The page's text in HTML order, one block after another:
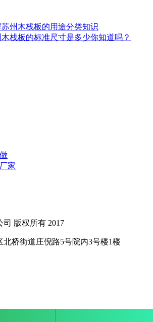
苏州木栈板的用途分类知识
木栈板的标准尺寸是多少你知道吗？
家
版权所有 2017
桥街道庄倪路5号院内3号楼1楼